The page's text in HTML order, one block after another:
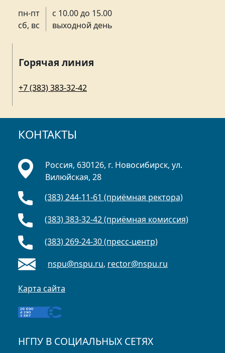
пн-пт
сб, вс
с 10.00 до 15.00
выходной день
Горячая линия
+7 (383) 383-32-42
КОНТАКТЫ
Россия, 630126, г. Новосибирск, ул.
Вилюйская, 28
(383) 244-11-61 (приёмная ректора)
(383) 383-32-42 (приёмная комиссия)
(383) 269-24-30 (пресс-центр)
nspu@nspu.ru, rector@nspu.ru
Карта сайта
НГПУ В СОЦИАЛЬНЫХ СЕТЯХ